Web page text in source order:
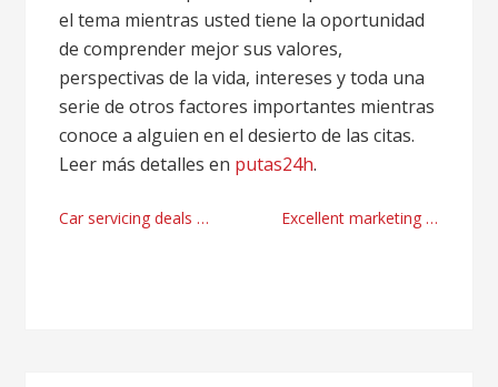
el tema mientras usted tiene la oportunidad
de comprender mejor sus valores,
perspectivas de la vida, intereses y toda una
serie de otros factores importantes mientras
conoce a alguien en el desierto de las citas.
Leer más detalles en putas24h.
Post
Car servicing deals premium firm Reading right now Excellent marketing tech strategies